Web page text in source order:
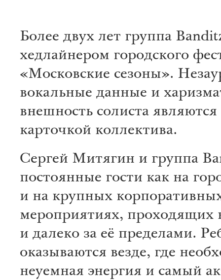
Более двух лет группа
хедлайнером городского
«Московские сезоны».
вокальные данные и
внешность солиста
карточкой коллектива.
Сергей Митягин и группа
постоянные гости как на
и на крупных
мероприятиях, проходящих
и далеко за её пределами.
оказываются везде, где
неуемная энергия и самый